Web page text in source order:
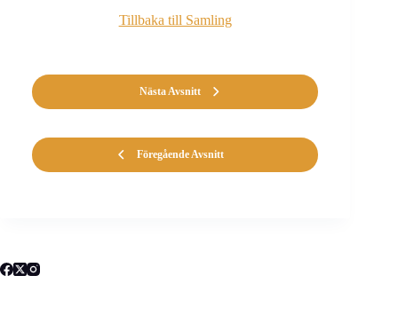
Föregående Avsnitt
Tillbaka till Samling
Nästa Avsnitt